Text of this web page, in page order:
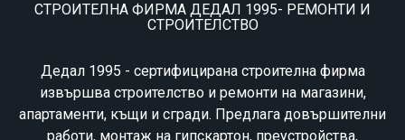
СТРОИТЕЛНА ФИРМА ДЕДАЛ 1995- РЕМОНТИ И
СТРОИТЕЛСТВО
Дедал 1995 - сертифицирана строителна фирма
извършва строителство и ремонти на магазини,
апартаменти, къщи и сгради. Предлага довършителни
работи, монтаж на гипскартон, преустройства,